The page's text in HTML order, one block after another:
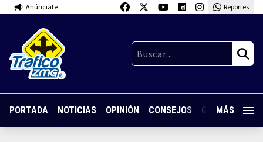
Anúnciate Reportes
PORTADA NOTICIAS OPINIÓN CONSEJOS GUARDIA
MÁS